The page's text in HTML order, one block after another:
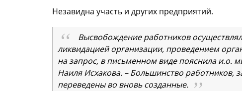
Незавидна участь и других предприятий.
Высвобождение работников
ликвидацией организации, проведением
на запрос, в письменном виде пояснила и.о.
Наиля Исхакова. – Большинство работников,
переведены во вновь созданные.